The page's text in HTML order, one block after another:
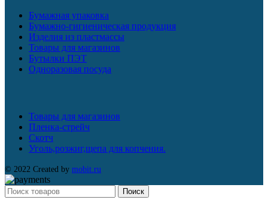
Бумажная упаковка
Бумажно-гигиеническая продукция
Изделия из пластмассы
Товары для магазинов
Бутылки ПЭТ
Одноразовая посуда
Товары для магазинов
Пленка-стрейч
Скотч
Уголь,розжиг,щепа для копчения.
© 2022 Created by mobit.ru
Поиск